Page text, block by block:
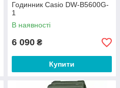
Годинник Casio DW-B5600G-
1
В наявності
6 090 ₴
Купити